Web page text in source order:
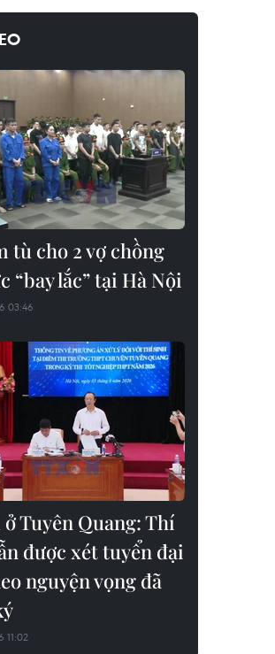
tù cho 2 vợ chồng
“bay lắc” tại Hà Nội
03:46
Tuyên Quang: Thí
được xét tuyển đại
nguyện vọng đã